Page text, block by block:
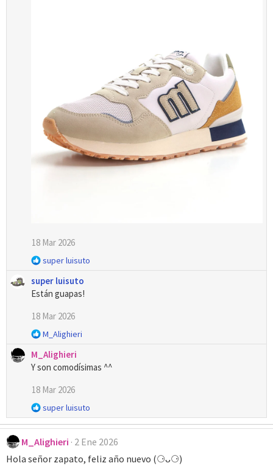
18 Mar 2026
R
a
c
i
o
n
e
s
super luisuto
super luisuto
Están guapas!
18 Mar 2026
R
a
c
i
n
e
s
:
M_Alighieri
M_Alighieri
Y son comodísimas ^^
18 Mar 2026
R
e
a
c
super luisuto
M_Alighieri 2 Ene 2026
Hola señor zapato, feliz año nuevo (⚆ᴗ⚆)